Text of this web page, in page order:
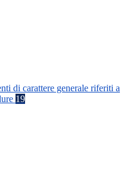
di carattere generale riferiti a
19